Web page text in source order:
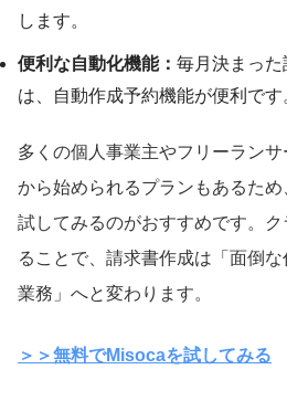
します。
便利な自動化機能： 毎月決まっ
は、自動作成予約機能が便利です
多くの個人事業主やフリーラン
から始められるプランもあるた
試してみるのがおすすめです。
ることで、請求書作成は「面倒
業務」へと変わります。
＞＞無料でMisocaを試してみる